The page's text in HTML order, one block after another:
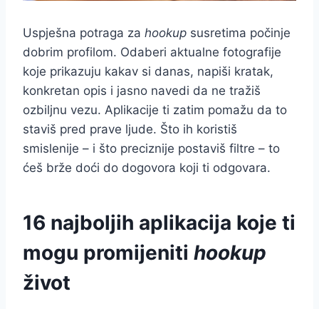
Uspješna potraga za hookup susretima počinje
dobrim profilom. Odaberi aktualne fotografije
koje prikazuju kakav si danas, napiši kratak,
konkretan opis i jasno navedi da ne tražiš
ozbiljnu vezu. Aplikacije ti zatim pomažu da to
staviš pred prave ljude. Što ih koristiš
smislenije – i što preciznije postaviš filtre – to
ćeš brže doći do dogovora koji ti odgovara.
16 najboljih aplikacija koje ti
mogu promijeniti hookup
život